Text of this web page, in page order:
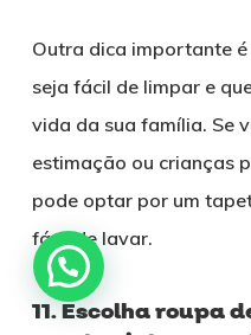
Outra dica importante
seja fácil de limpar e
vida da sua família. Se
estimação ou crianças
pode optar por um
fácil de lavar.
11. Escolha roupa